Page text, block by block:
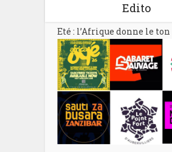
Edito
Eté : l’Afrique donne le ton